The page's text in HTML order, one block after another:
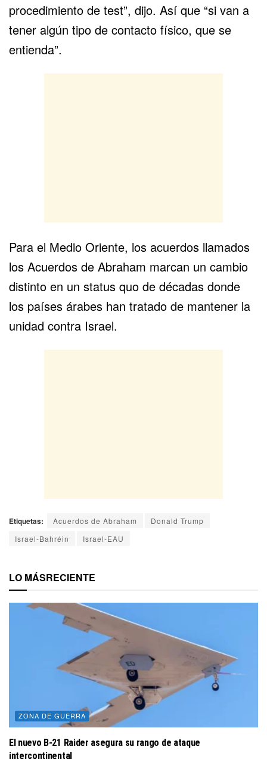
procedimiento de test”, dijo. Así que “si van a
tener algún tipo de contacto físico, que se
entienda”.
Para el Medio Oriente, los acuerdos llamados
los Acuerdos de Abraham marcan un cambio
distinto en un status quo de décadas donde
los países árabes han tratado de mantener la
unidad contra Israel.
Etiquetas: Acuerdos de Abraham
Donald Trump
Israel-Bahréin
Israel-EAU
LO MÁSRECIENTE
ZONA DE GUERRA
El nuevo B-21 Raider asegura su rango de ataque
intercontinental